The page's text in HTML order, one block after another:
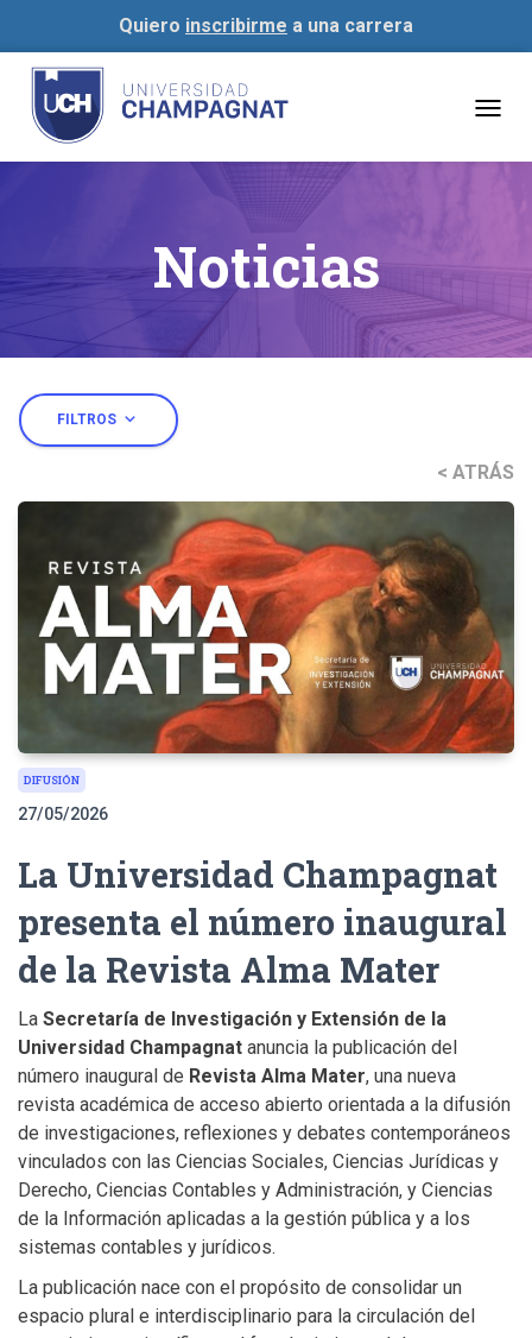
Quiero inscribirme a una carrera
Noticias
FILTROS expand_more
< ATRÁS
DIFUSIÓN
27/05/2026
La Universidad Champagnat
presenta el número inaugural
de la Revista Alma Mater
La Secretaría de Investigación y Extensión de la
Universidad Champagnat anuncia la publicación del
número inaugural de Revista Alma Mater, una nueva
revista académica de acceso abierto orientada a la difusión
de investigaciones, reflexiones y debates contemporáneos
vinculados con las Ciencias Sociales, Ciencias Jurídicas y
Derecho, Ciencias Contables y Administración, y Ciencias
de la Información aplicadas a la gestión pública y a los
sistemas contables y jurídicos.
La publicación nace con el propósito de consolidar un
espacio plural e interdisciplinario para la circulación del